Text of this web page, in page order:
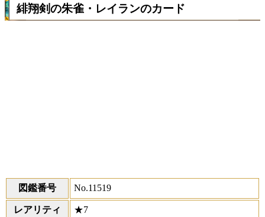
緋翔剣の朱雀・レイランのカード
図鑑番号 No.11519
レアリティ ★7